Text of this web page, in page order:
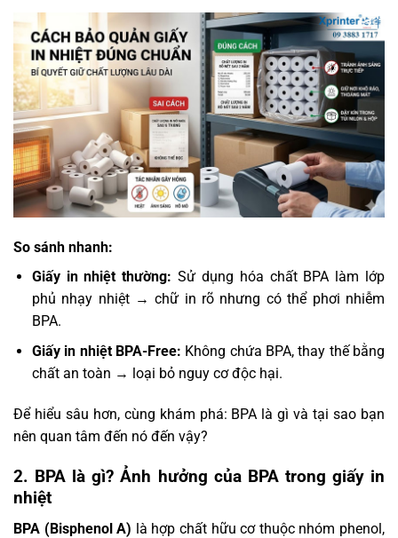
So sánh nhanh:
Giấy in nhiệt thường: Sử dụng hóa chất BPA làm lớp
phủ nhạy nhiệt → chữ in rõ nhưng có thể phơi nhiễm
BPA.
Giấy in nhiệt BPA-Free: Không chứa BPA, thay thế bằng
chất an toàn → loại bỏ nguy cơ độc hại.
Để hiểu sâu hơn, cùng khám phá: BPA là gì và tại sao bạn
nên quan tâm đến nó đến vậy?
2. BPA là gì? Ảnh hưởng của BPA trong giấy in
nhiệt
BPA (Bisphenol A) là hợp chất hữu cơ thuộc nhóm phenol,